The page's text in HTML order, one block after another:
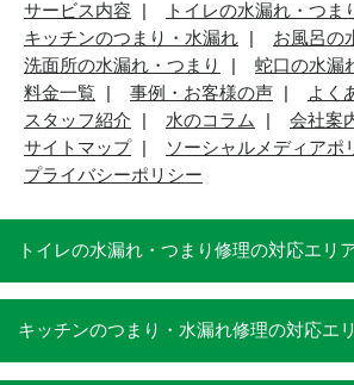
サービス内容
トイレの水漏れ・つま
キッチンのつまり・水漏れ
お風呂の
洗面所の水漏れ・つまり
蛇口の水漏
料金一覧
事例・お客様の声
よく
スタッフ紹介
水のコラム 会社案
サイトマップ
ソーシャルメディアポ
プライバシーポリシー
トイレの水漏れ・つまり修理の対応エリ
キッチンのつまり・水漏れ修理の対応エ